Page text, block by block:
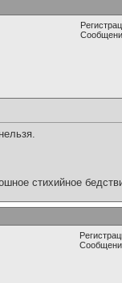
стихийное